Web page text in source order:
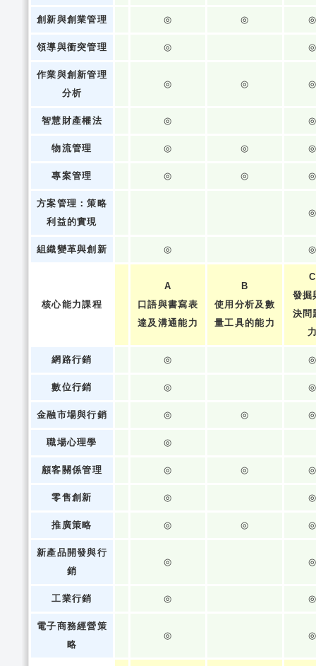
創新與創業管理 ◎ ◎
領導與衝突管理 ◎
作業與創新管理
分析
◎ ◎
智慧財產權法 ◎
物流管理 ◎ ◎
專案管理 ◎ ◎
方案管理：策略
利益的實現
組織變革與創新 ◎
核心能力課程
A
口語與書寫表
達及溝通能力
B
使用分析及數
量工具的能力
C
發掘
決問
網路行銷 ◎
數位行銷 ◎
金融市場與行銷 ◎ ◎
職場心理學 ◎
顧客關係管理 ◎ ◎
零售創新 ◎
推廣策略 ◎ ◎
新產品開發與行
銷
◎
工業行銷 ◎
電子商務經營策
略
◎